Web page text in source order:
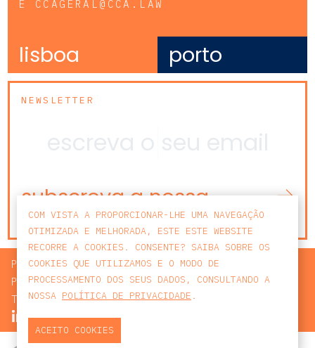
E CCAGERAL@CCA.LAW
lisboa porto
NEWSLETTER
subscreva a nossa
newsletter
PROCURAR
POLÍTICA DE PRIVACIDADE
TERMOS E CONDIÇÕES
COM VISTA A PROPORCIONAR-LHE UMA NAVEGAÇÃO
OTIMIZADA E MELHORADA, ESTE ESTE WEBSITE
RECORRE A COOKIES. CONSENTE? SAIBA SOBRE OS
COOKIES QUE UTILIZAMOS E O MODO DE
PROCESSAMENTO DOS SEUS DADOS, CONSULTANDO A
NOSSA POLÍTICA DE PRIVACIDADE .
ACEITO COOKIES